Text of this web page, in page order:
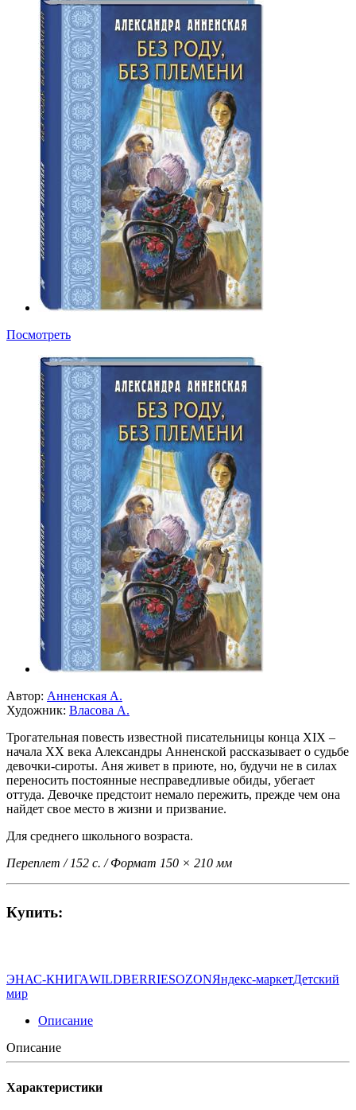
Посмотреть
Автор: Анненская А.
Художник: Власова А.
Трогательная повесть известной писательницы конца XIX –
начала ХХ века Александры Анненской рассказывает о судьбе
девочки-сироты. Аня живет в приюте, но, будучи не в силах
переносить постоянные несправедливые обиды, убегает
оттуда. Девочке предстоит немало пережить, прежде чем она
найдет свое место в жизни и призвание.
Для среднего школьного возраста.
Переплет / 152 с. / Формат 150 × 210 мм
Купить:
ЭНАС-КНИГАWILDBERRIESOZONЯндекс-маркетДетский
мир
Описание
Описание
Характеристики